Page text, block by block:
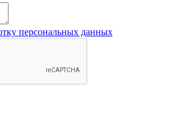
персональных данных